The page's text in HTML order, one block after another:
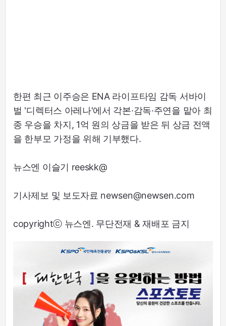
한편 최근 이주승은 ENA 라이프타임 감독 서바이
벌 '디렉터스 아레나'에서 각본·감독·주연을 맡아 최
종 우승을 차지, 1억 원의 상금을 받은 뒤 상금 전액
을 한부모 가정을 위해 기부했다.
뉴스엔 이슬기 reeskk@
기사제보 및 보도자료 newsen@newsen.com
copyrightⓒ 뉴스엔. 무단전재 & 재배포 금지